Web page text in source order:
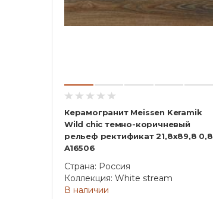
Керамогранит Meissen Keramik
Wild chic темно-коричневый
рельеф ректификат 21,8x89,8 0,8
A16506
Страна: Россия
Коллекция: White stream
В наличии